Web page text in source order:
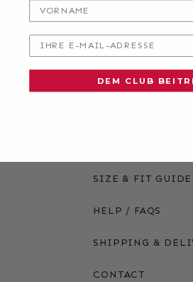
BLOG
SIZE & FIT GUIDE
HELP / FAQS
SHIPPING &
CONTACT
VORNAME
IHRE E-MAIL-ADRESSE
DEM CLUB